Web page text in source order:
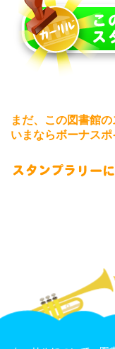
まだ、この図書館
いまならボーナスポ